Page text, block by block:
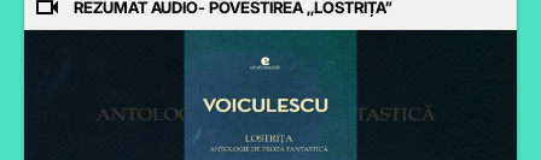
REZUMAT AUDIO- POVESTIREA ,,LOSTRIȚA”